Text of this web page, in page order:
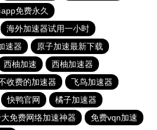
免费永久
海外加速器试用一小时
速器
原子加速最新下载
西柚加速
西柚加速器
收费的加速器
飞鸟加速器
快鸭官网
橘子加速器
免费网络加速神器
免费vqn加速